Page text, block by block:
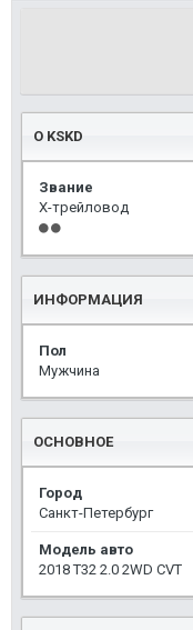
О KSKD
Звание
Х-трейловод
ИНФОРМАЦИЯ
Пол
Мужчина
ОСНОВНОЕ
Город
Санкт-Петербург
Модель авто
2018 Т32 2.0 2WD CVT